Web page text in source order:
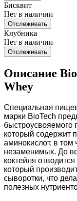
Бисквит
Нет в наличии
Отслеживать
Клубника
Нет в наличии
Отслеживать
Описание
Whey
Специальная
марки BioTech
быстроусвояемого
который содержит
аминокислот, в том
незаменимых. До
коктейля
который
сыворотки, что
полезных